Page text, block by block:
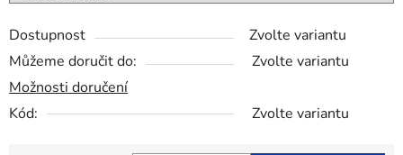
Dostupnost
Zvolte variantu
Můžeme doručit do:
Zvolte variantu
Možnosti doručení
Kód:
Zvolte variantu